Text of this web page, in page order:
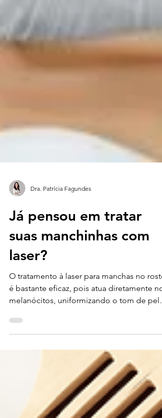
Dra. Patrícia Fagundes
Já pensou em tratar
suas manchinhas com
laser?
O tratamento à laser para manchas no rosto
é bastante eficaz, pois atua diretamente
melanócitos, uniformizando o tom de pele.